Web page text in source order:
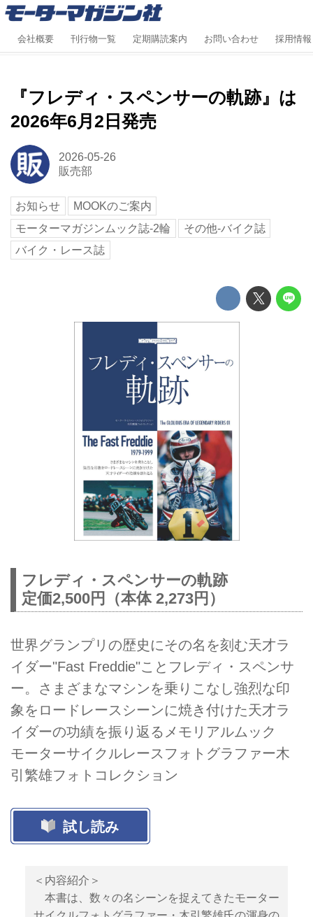
会社概要 刊行物一覧 定期購読案内 お問い合わせ 採用情報
『フレディ・スペンサーの軌跡』は
2026年6月2日発売
2026-05-26
販売部
お知らせ
MOOKのご案内
モーターマガジンムック誌-2輪
その他-バイク誌
バイク・レース誌
フレディ・スペンサーの軌跡
定価2,500円（本体 2,273円）
世界グランプリの歴史にその名を刻む天才ラ
イダー"Fast Freddie"ことフレディ・スペンサ
ー。さまざまなマシンを乗りこなし強烈な印
象をロードレースシーンに焼き付けた天才ラ
イダーの功績を振り返るメモリアルムック
モーターサイクルレースフォトグラファー木
引繁雄フォトコレクション
試し読み
＜内容紹介＞
本書は、数々の名シーンを捉えてきたモーター